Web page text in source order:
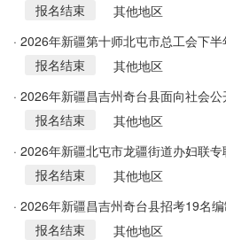
报名结束
其他地区
· 2026年新疆第十师北屯市总工会下
会工作者6人公告
报名结束
其他地区
· 2026年新疆昌吉州奇台县面向社会
工作大学生32人公告
报名结束
其他地区
· 2026年新疆北屯市龙疆街道办妇联
报名结束
其他地区
· 2026年新疆昌吉州奇台县招考19名
报名结束
其他地区